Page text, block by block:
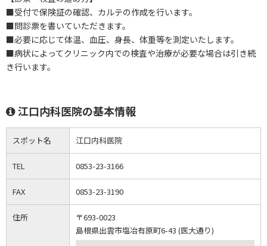
■受付で保険証の確認、カルテの作成を行います。
■問診票を書いていただきます。
■必要に応じて体温、血圧、身長、体重等を測定いたします。
■病状によってクリニック内での検査や治療が必要な場合は引き続
き行います。
江口内科医院の基本情報
スポット名 江口内科医院
TEL 0853-23-3166
FAX 0853-23-3190
住所
〒693-0023
島根県出雲市塩冶有原町6-43 (医大通り)